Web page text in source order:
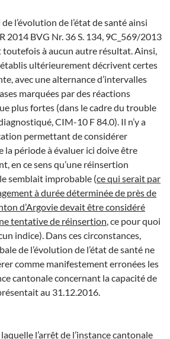
l’évolution de l’état de santé ainsi
2014 BVG Nr. 36 S. 134, 9C_569/2013
à aucun autre résultat. Ainsi,
ultérieurement décrivent certes
avec une alternance d’intervalles
marquées par des réactions
plus fortes (dans le cadre du trouble
CIM-10 F 84.0). Il n’y a
permettant de considérer
période à évaluer ici doive être
en ce sens qu’une réinsertion
semblait improbable (ce qui serait par
à durée déterminée de près de
d’Argovie devait être considéré
tentative de réinsertion , ce pour quoi
indice). Dans ces circonstances,
de l’évolution de l’état de santé ne
comme manifestement erronées les
cantonale concernant la capacité de
au 31.12.2016.
l’arrêt de l’instance cantonale